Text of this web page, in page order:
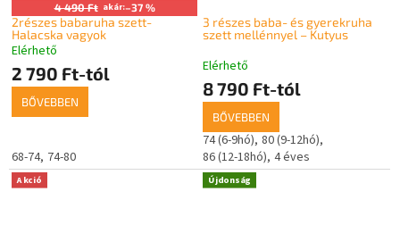
4 490 Ft akár:–37 %
2részes babaruha szett-
Halacska vagyok
A
termék
átlagos
értékelése
5-
5,0
csillag.
Elérhető
2 790 Ft-tól
BŐVEBBEN
68-74 74-80
3 részes baba- és gyerekruha
szett mellénnyel – Kutyus
Elérhető
8 790 Ft-tól
BŐVEBBEN
74 (6-9hó) 80 (9-12hó)
86 (12-18hó) 4 éves
Akció Újdonság